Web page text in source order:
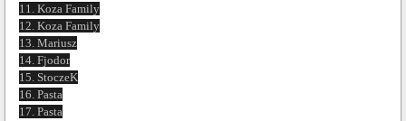
11. Koza Family
12. Koza Family
13. Mariusz
14. Fjodor
15. StoczeK
16. Pasta
17. Pasta